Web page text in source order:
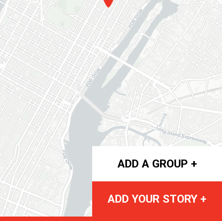
ADD A GROUP +
ADD YOUR STORY +